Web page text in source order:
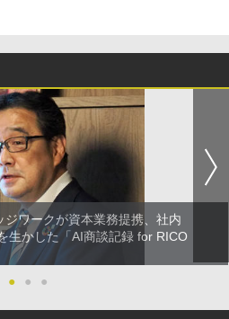
ジワークが資本業務提携、社内
生かした「AI商談記録 for RICO
●
● ●